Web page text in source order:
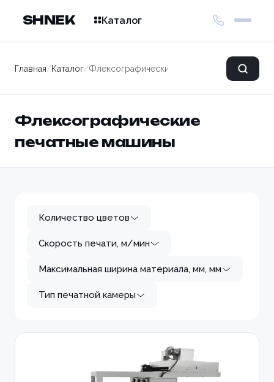
SHNEK Каталог
Главная/Каталог/Флексографические печатные машины
Флексографические
печатные машины
Количество цветов
Скорость печати, м/мин
Максимальная ширина материала, мм, мм
Тип печатной камеры